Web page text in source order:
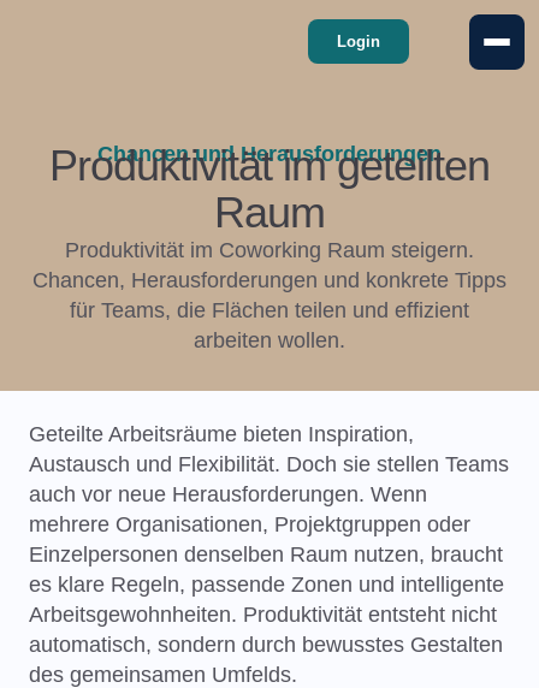
Login
Chancen und Herausforderungen
Produktivität im geteilten
Raum
Produktivität im Coworking Raum steigern.
Chancen, Herausforderungen und konkrete Tipps
für Teams, die Flächen teilen und effizient
arbeiten wollen.
Geteilte Arbeitsräume bieten Inspiration,
Austausch und Flexibilität. Doch sie stellen Teams
auch vor neue Herausforderungen. Wenn
mehrere Organisationen, Projektgruppen oder
Einzelpersonen denselben Raum nutzen, braucht
es klare Regeln, passende Zonen und intelligente
Arbeitsgewohnheiten. Produktivität entsteht nicht
automatisch, sondern durch bewusstes Gestalten
des gemeinsamen Umfelds.